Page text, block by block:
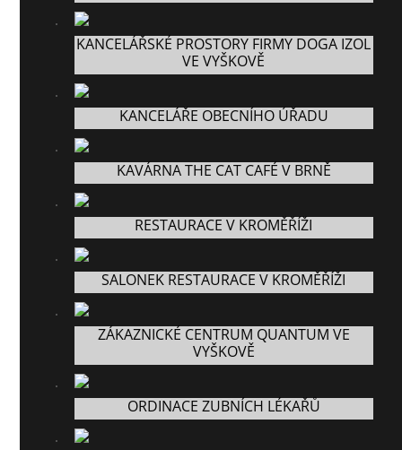
KANCELÁŘSKÉ PROSTORY FIRMY DOGA IZOL
VE VYŠKOVĚ
KANCELÁŘE OBECNÍHO ÚŘADU
KAVÁRNA THE CAT CAFÉ V BRNĚ
RESTAURACE V KROMĚŘÍŽI
SALONEK RESTAURACE V KROMĚŘÍŽI
ZÁKAZNICKÉ CENTRUM QUANTUM VE
VYŠKOVĚ
ORDINACE ZUBNÍCH LÉKAŘŮ